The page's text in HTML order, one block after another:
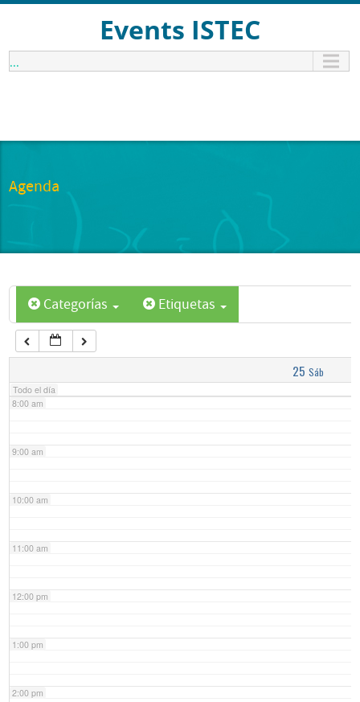
Events ISTEC
...
Agenda
Categorías Etiquetas
25 Sáb
Todo el día
1:00 am
6:00 am
7:00 am
8:00 am
9:00 am
10:00 am
11:00 am
12:00 pm
1:00 pm
2:00 pm